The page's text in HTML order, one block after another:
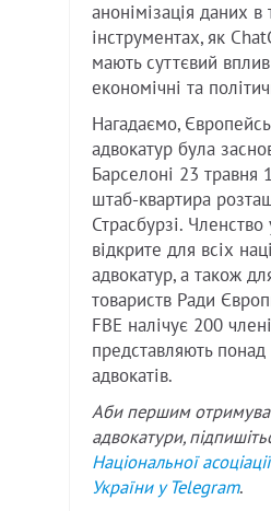
анонімізація даних в
інструментах, як
мають суттєвий
економічні та
Нагадаємо,
адвокатур була
Барселоні 23 травня
штаб-квартира
Страсбурзі. Членство
відкрите для всіх
адвокатур, а також
товариств Ради
FBE налічує 200
представляють понад
адвокатів.
Аби першим
адвокатури,
Національної
України у Telegram.